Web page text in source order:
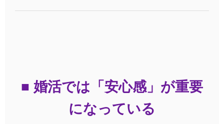
■ 婚活では「安心感」が重要
になっている